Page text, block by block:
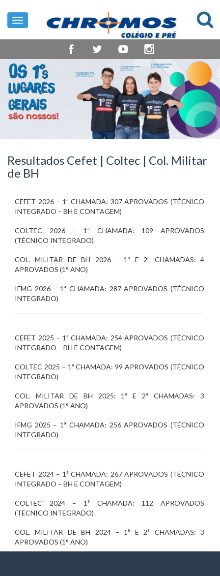
Toggle
navigation
Resultados Cefet | Coltec | Col. Militar
de BH
CEFET 2026 – 1ª CHAMADA: 307 APROVADOS (TÉCNICO
INTEGRADO – BH E CONTAGEM)
COLTEC 2026 – 1ª CHAMADA: 109 APROVADOS
(TÉCNICO INTEGRADO)
COL. MILITAR DE BH 2026 – 1ª E 2ª CHAMADAS: 4
APROVADOS (1° ANO)
IFMG 2026 – 1ª CHAMADA: 287 APROVADOS (TÉCNICO
INTEGRADO)
CEFET 2025 – 1ª CHAMADA: 254 APROVADOS (TÉCNICO
INTEGRADO – BH E CONTAGEM)
COLTEC 2025 – 1ª CHAMADA: 99 APROVADOS (TÉCNICO
INTEGRADO)
COL. MILITAR DE BH 2025: 1ª E 2ª CHAMADAS: 3
APROVADOS (1° ANO)
IFMG 2025 – 1ª CHAMADA: 256 APROVADOS (TÉCNICO
INTEGRADO)
CEFET 2024 – 1ª CHAMADA: 267 APROVADOS (TÉCNICO
INTEGRADO – BH E CONTAGEM)
COLTEC 2024 – 1ª CHAMADA: 112 APROVADOS
(TÉCNICO INTEGRADO)
COL. MILITAR DE BH 2024 – 1ª E 2ª CHAMADAS: 3
APROVADOS (1° ANO)